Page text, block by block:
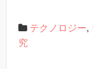
テクノロジー,
究